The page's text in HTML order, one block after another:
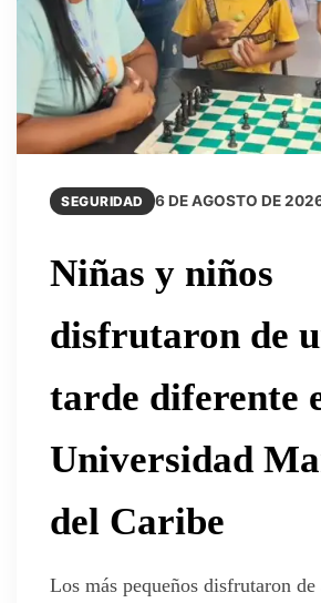
SEGURIDAD 6 DE AGOSTO DE
Niñas y niños
disfrutaron de
tarde diferente
Universidad
del Caribe
Los más pequeños disfrutaron